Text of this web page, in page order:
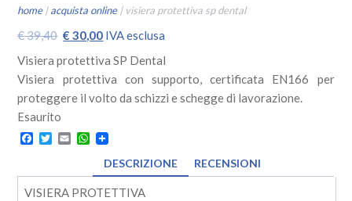
home|acquista online| visiera protettiva sp dental
€39,40 Il
prezzo
originale
era:
€ 30,00Il
prezzo
attuale
è:
IVA esclusa
Visiera protettiva SP Dental
Visiera protettiva con supporto, certificata EN166 per
proteggere il volto da schizzi e schegge di lavorazione.
Esaurito
Facebook
TwitterEmailWhatsApp
DESCRIZIONE
RECENSIONI
VISIERA PROTETTIVA